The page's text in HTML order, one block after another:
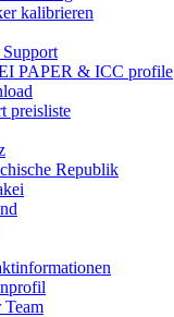
kalibrieren
Support
PAPER & ICC profile
preisliste
Republik
Team